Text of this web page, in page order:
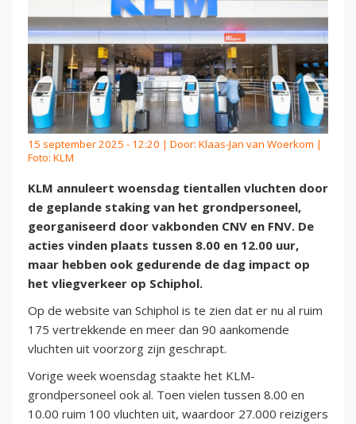
15 september 2025 - 12:20 | Door: Klaas-Jan van Woerkom |
Foto: KLM
KLM annuleert woensdag tientallen vluchten door
de geplande staking van het grondpersoneel,
georganiseerd door vakbonden CNV en FNV. De
acties vinden plaats tussen 8.00 en 12.00 uur,
maar hebben ook gedurende de dag impact op
het vliegverkeer op Schiphol.
Op de website van Schiphol is te zien dat er nu al ruim
175 vertrekkende en meer dan 90 aankomende
vluchten uit voorzorg zijn geschrapt.
Vorige week woensdag staakte het KLM-
grondpersoneel ook al. Toen vielen tussen 8.00 en
10.00 ruim 100 vluchten uit, waardoor 27.000 reizigers